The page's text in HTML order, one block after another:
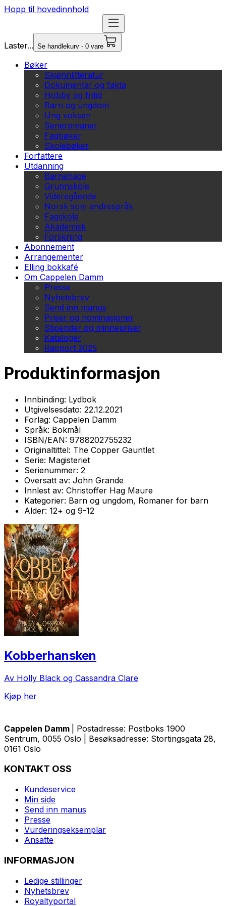
Hopp til hovedinnhold
Laster... Se handlekurv - 0 vare
Bøker
Skjønnlitteratur
Dokumentar og fakta
Hobby og fritid
Barn og ungdom
Ung voksen
Serieromaner
Fagbøker
Skolebøker
Forfattere
Utdanning
Barnehage
Grunnskole
Videregående
Norsk som andrespråk
Fagskole
Akademisk
Forskning
Abonnement
Arrangementer
Elling bokkafé
Om Cappelen Damm
Presse
Nyhetsbrev
Send inn manus
Priser og nominasjoner
Stipender og minnepriser
Kataloger
Rapport 2025
Produktinformasjon
Innbinding: Lydbok
Utgivelsesdato: 22.12.2021
Forlag: Cappelen Damm
Språk: Bokmål
ISBN/EAN: 9788202755232
Originaltittel: The Copper Gauntlet
Serie: Magisteriet
Serienummer: 2
Oversatt av: John Grande
Innlest av: Christoffer Hag Maure
Kategorier: Barn og ungdom, Romaner for barn
Alder: 12+ og 9-12
Kobberhansken
Av Holly Black og Cassandra Clare
Kjøp her
Cappelen Damm
| Postadresse: Postboks 1900
Sentrum, 0055 Oslo | Besøksadresse: Stortingsgata 28,
0161 Oslo
KONTAKT OSS
Kundeservice
Min side
Send inn manus
Presse
Vurderingseksemplar
Ansatte
INFORMASJON
Ledige stillinger
Nyhetsbrev
Royaltyportal